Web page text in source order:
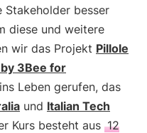
besser
diese und weitere
wir das Projekt Pillole
3Bee for
ins Leben gerufen, das
und Italian Tech
Kurs besteht aus 12